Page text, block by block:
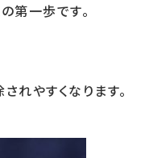
第一歩です。
れやすくなります。